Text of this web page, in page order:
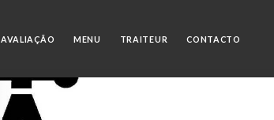
AVALIAÇÃO MENU TRAITEUR CONTACTO